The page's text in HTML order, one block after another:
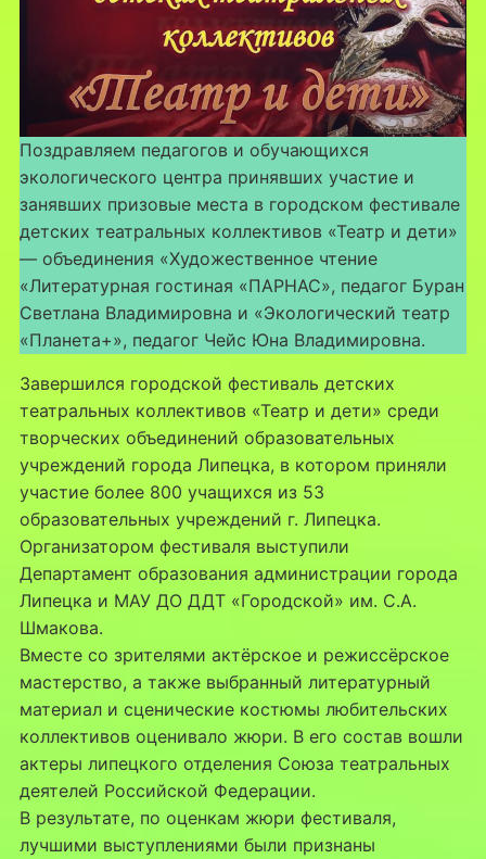
Поздравляем педагогов и обучающихся
экологического центра принявших участие и
занявших призовые места в городском фестивале
детских театральных коллективов «Театр и дети»
— объединения «Художественное чтение
«Литературная гостиная «ПАРНАС», педагог Буран
Светлана Владимировна и «Экологический театр
«Планета+», педагог Чейс Юна Владимировна.
Завершился городской фестиваль детских
театральных коллективов «Театр и дети» среди
творческих объединений образовательных
учреждений города Липецка, в котором приняли
участие более 800 учащихся из 53
образовательных учреждений г. Липецка.
Организатором фестиваля выступили
Департамент образования администрации города
Липецка и МАУ ДО ДДТ «Городской» им. С.А.
Шмакова.
Вместе со зрителями актёрское и режиссёрское
мастерство, а также выбранный литературный
материал и сценические костюмы любительских
коллективов оценивало жюри. В его состав вошли
актеры липецкого отделения Союза театральных
деятелей Российской Федерации.
В результате, по оценкам жюри фестиваля,
лучшими выступлениями были признаны